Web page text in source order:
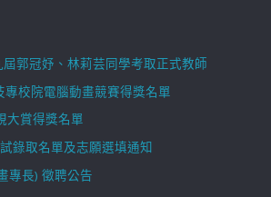
屆郭冠妤、林莉芸同學考取正式教師
專校院電腦動畫競賽得獎名單
大賞得獎名單
錄取名單及志願選填通知
專長) 徵聘公告